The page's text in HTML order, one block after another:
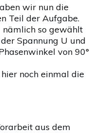
wir nun die
Teil der Aufgabe.
so gewählt
Spannung U und
von 90°
noch einmal die
aus dem